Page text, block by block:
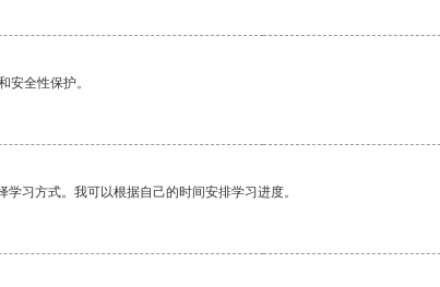
安全性保护。
习方式。我可以根据自己的时间安排学习进度。